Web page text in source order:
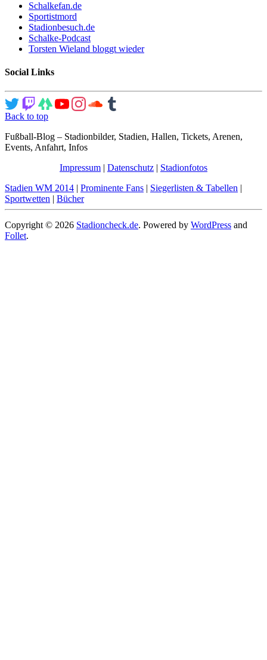
Schalkefan.de
Sportistmord
Stadionbesuch.de
Schalke-Podcast
Torsten Wieland bloggt wieder
Social Links
Back to top
Fußball-Blog – Stadionbilder, Stadien, Hallen, Tickets, Arenen,
Events, Anfahrt, Infos
Impressum | Datenschutz | Stadionfotos
Stadien WM 2014 | Prominente Fans | Siegerlisten & Tabellen |
Sportwetten | Bücher
Copyright © 2026 Stadioncheck.de. Powered by WordPress and
Follet.